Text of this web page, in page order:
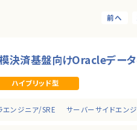
模決済基盤向けOracleデー
ハイブリッド型
エンジニア/SRE サーバーサイドエン